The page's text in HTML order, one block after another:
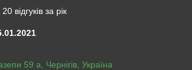
відгуків за рік
59 а, Чернігів, Україна